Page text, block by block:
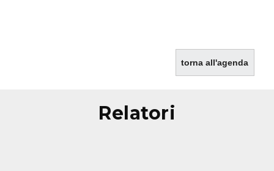
torna all'agenda
relatori